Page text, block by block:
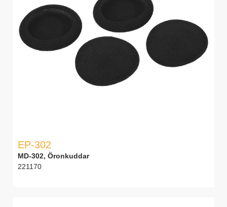
EP-302
MD-302, Öronkuddar
221170